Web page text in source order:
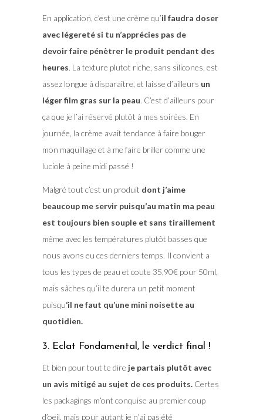
En application, c’est une crème qu’il faudra doser
avec légereté si tu n’apprécies pas de
devoir faire pénètrer le produit pendant des
heures. La texture plutot riche, sans silicones, est
assez longue à disparaitre, et laisse d’ailleurs un
léger film gras sur la peau. C’est d’ailleurs pour
ça que je l’ai réservé plutôt à mes soirées. En
journée, la crème avait tendance à faire bouger
mon maquillage et à me faire briller comme une
luciole à peine midi passé !
Malgré tout c’est un produit dont j’aime
beaucoup me servir puisqu’au matin ma peau
est toujours bien souple et sans tiraillement
même avec les températures plutôt basses que
nous avons eu ces derniers temps. Il convient a
tous les types de peau et coute 35,90€ pour 50ml,
mais sâches qu’il te durera un petit moment
puisqu‘il ne faut qu’une mini noisette au
quotidien.
3. Eclat Fondamental, le verdict final !
Et bien pour tout te dire je partais plutôt avec
un avis mitigé au sujet de ces produits.Certes
les packagings m’ont conquise au premier coup
d’oeil, mais pour autant je n’ai pas été